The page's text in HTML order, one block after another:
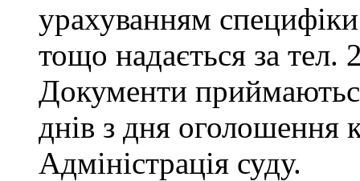
урахуванням
тощо надається за тел.
Документи
днів з дня оголошення
Адміністрація суду.